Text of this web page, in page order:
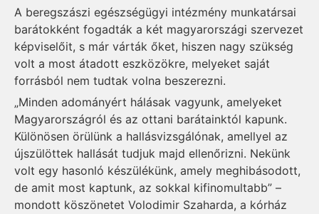
A beregszászi egészségügyi intézmény munkatársai
barátokként fogadták a két magyarországi szervezet
képviselőit, s már várták őket, hiszen nagy szükség
volt a most átadott eszközökre, melyeket saját
forrásból nem tudtak volna beszerezni.
„Minden adományért hálásak vagyunk, amelyeket
Magyarországról és az ottani barátainktól kapunk.
Különösen örülünk a hallásvizsgálónak, amellyel az
újszülöttek hallását tudjuk majd ellenőrizni. Nekünk
volt egy hasonló készülékünk, amely meghibásodott,
de amit most kaptunk, az sokkal kifinomultabb” –
mondott köszönetet Volodimir Szaharda, a kórház